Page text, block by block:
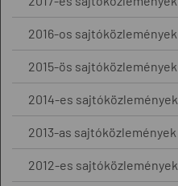
2016-os sajtóközlemények
2015-ös sajtóközlemények
2014-es sajtóközlemények
2013-as sajtóközlemények
2012-es sajtóközlemények